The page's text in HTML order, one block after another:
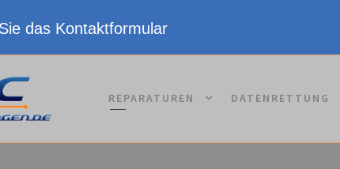
das Kontaktformular
REPARATUREN DATENRETTUNG